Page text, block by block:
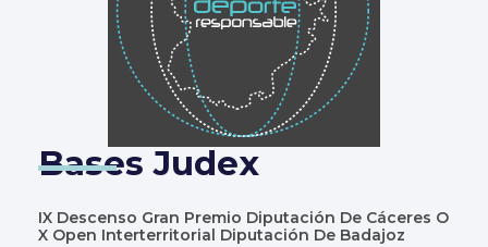
Bases Judex
IX Descenso Gran Premio Diputación De Cáceres O
X Open Interterritorial Diputación De Badajoz